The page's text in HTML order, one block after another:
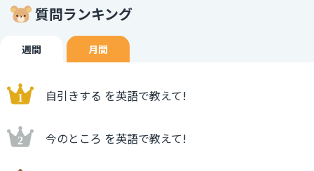
質問ランキング
週間 月間
自引きする を英語で教えて!
今のところ を英語で教えて!